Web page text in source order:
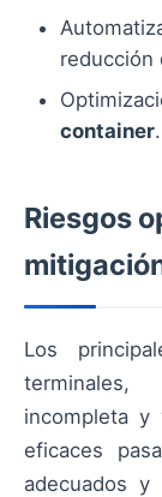
reducción
container.
Riesgos
Los
terminales,
incompleta y
eficaces
adecuados